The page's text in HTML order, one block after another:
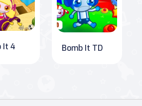
It 4 Bomb It TD